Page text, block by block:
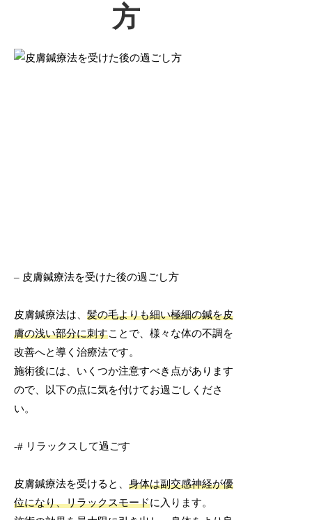
方
– 皮膚鍼療法を受けた後の過ごし方
皮膚鍼療法は、髪の毛よりも細い極細の鍼を皮
膚の浅い部分に刺すことで、様々な体の不調を
改善へと導く治療法です。
施術後には、いくつか注意すべき点があります
ので、以下の点に気を付けてお過ごしくださ
い。
-# リラックスして過ごす
皮膚鍼療法を受けると、身体は副交感神経が優
位になり、リラックスモードに入ります。